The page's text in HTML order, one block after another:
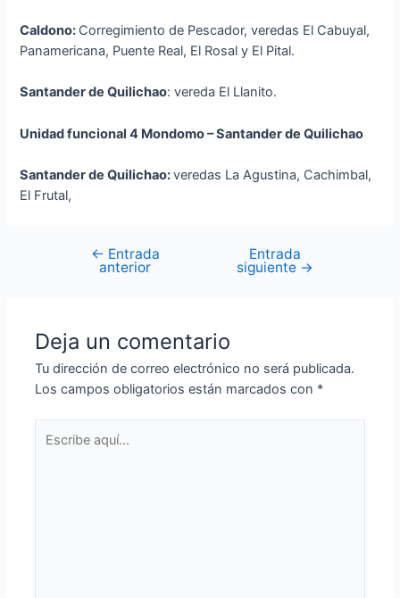
Caldono: Corregimiento de Pescador, veredas El Cabuyal,
Panamericana, Puente Real, El Rosal y El Pital.
Santander de Quilichao: vereda El Llanito.
Unidad funcional 4 Mondomo – Santander de Quilichao
Santander de Quilichao:veredas La Agustina, Cachimbal,
El Frutal,
← Entrada
anterior
Entrada
siguiente →
Deja un comentario
Tu dirección de correo electrónico no será publicada.
Los campos obligatorios están marcados con *